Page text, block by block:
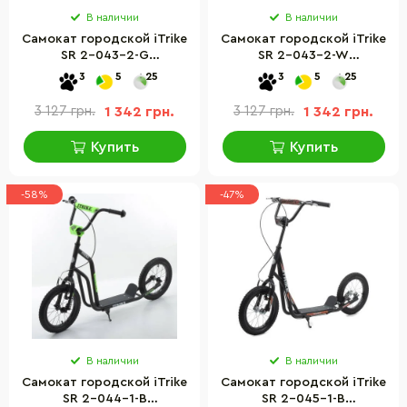
В наличии
Самокат городской iTrike
SR 2-043-2-G
подростковый
3 5 25
3 127 грн. 1 342 грн.
Купить
В наличии
Самокат городской iTrike
SR 2-043-2-W
подростковый
3 5 25
3 127 грн. 1 342 грн.
Купить
-58%
В наличии
Самокат городской iTrike
SR 2-044-1-B
-47%
В наличии
Самокат городской iTrike
SR 2-045-1-B